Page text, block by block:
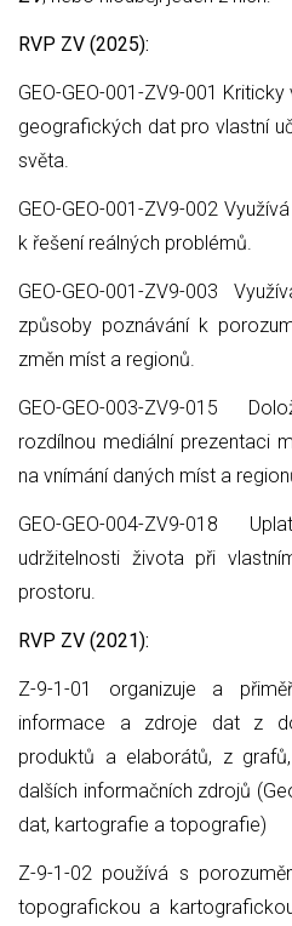
RVP ZV (2025):
GEO-GEO-001-ZV9-001
geografických dat pro vlastní
světa.
GEO-GEO-001-ZV9-002
k řešení reálných problémů.
GEO-GEO-001-ZV9-003
způsoby poznávání k
změn míst a regionů.
GEO-GEO-003-ZV9-015
rozdílnou mediální prezentaci
na vnímání daných míst a
GEO-GEO-004-ZV9-018
udržitelnosti života při
prostoru.
RVP ZV (2021):
Z-9-1-01 organizuje a
informace a zdroje dat z
produktů a elaborátů, z
dalších informačních zdrojů
dat, kartografie a topografie)
Z-9-1-02 používá s
topografickou a